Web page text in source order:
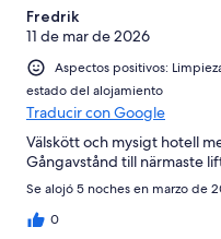
Fredrik
11 de mar de 2026
Aspectos positivos:
estado del alojamiento
Traducir con Google
Välskött och mysigt hotell
Gångavstånd till närmaste
Se alojó 5 noches en marzo de
0